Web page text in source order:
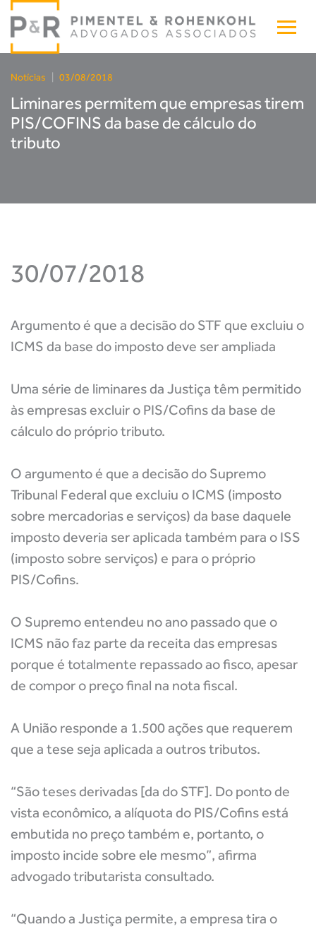
Notícias 03/08/2018
Liminares permitem que empresas tirem
PIS/COFINS da base de cálculo do
tributo
30/07/2018
Argumento é que a decisão do STF que excluiu o
ICMS da base do imposto deve ser ampliada
Uma série de liminares da Justiça têm permitido
às empresas excluir o PIS/Cofins da base de
cálculo do próprio tributo.
O argumento é que a decisão do Supremo
Tribunal Federal que excluiu o ICMS (imposto
sobre mercadorias e serviços) da base daquele
imposto deveria ser aplicada também para o ISS
(imposto sobre serviços) e para o próprio
PIS/Cofins.
O Supremo entendeu no ano passado que o
ICMS não faz parte da receita das empresas
porque é totalmente repassado ao fisco, apesar
de compor o preço final na nota fiscal.
A União responde a 1.500 ações que requerem
que a tese seja aplicada a outros tributos.
“São teses derivadas [da do STF]. Do ponto de
vista econômico, a alíquota do PIS/Cofins está
embutida no preço também e, portanto, o
imposto incide sobre ele mesmo”, afirma
advogado tributarista consultado.
“Quando a Justiça permite, a empresa tira o